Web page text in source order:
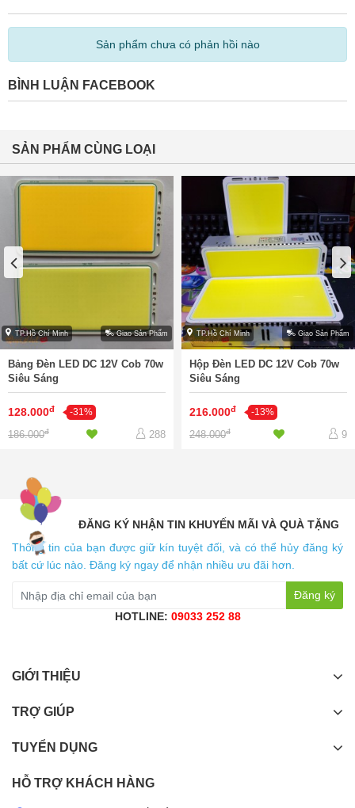
Sản phẩm chưa có phản hồi nào
BÌNH LUẬN FACEBOOK
SẢN PHẨM CÙNG LOẠI
TP.Hồ Chí Minh Giao Sản Phẩm
Bảng Đèn LED DC 12V Cob 70w
Siêu Sáng
128.000đ -31%
186.000đ 288
TP.Hồ Chí Minh Giao Sản Phẩm
Hộp Đèn LED DC 12V Cob 70w
Siêu Sáng
216.000đ -13%
248.000đ 9
ĐĂNG KÝ NHẬN TIN KHUYẾN MÃI VÀ QUÀ TẶNG
Thông tin của bạn được giữ kín tuyệt đối, và có thể hủy đăng ký
bất cứ lúc nào. Đăng ký ngay để nhận nhiều ưu đãi hơn.
Đăng ký
HOTLINE: 09033 252 88
GIỚI THIỆU
TRỢ GIÚP
TUYỂN DỤNG
HỖ TRỢ KHÁCH HÀNG